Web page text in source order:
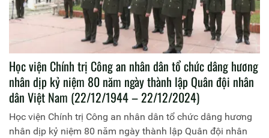
Học viện Chính trị Công an nhân dân tổ chức dâng hương
nhân dịp kỷ niệm 80 năm ngày thành lập Quân đội nhân
dân Việt Nam (22/12/1944 – 22/12/2024)
Học viện Chính trị Công an nhân dân tổ chức dâng hương
nhân dịp kỷ niệm 80 năm ngày thành lập Quân đội nhân